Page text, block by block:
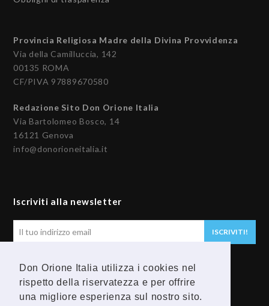
Don Orione Italia utilizza i cookies nel
rispetto della riservatezza e per offrire
una migliore esperienza sul nostro sito.
Provincia Religiosa Madre della Divina Provvidenza
Via della Camilluccia, 142
00135 ROMA
CF/PIVA 97889670580
Redazione Sito Don Orione Italia
Via Bartolomeo Bosco, 14
16121 Genova
info@donorioneitalia.it
Iscriviti alla newsletter
email
ISCRIVITI!
Seguici